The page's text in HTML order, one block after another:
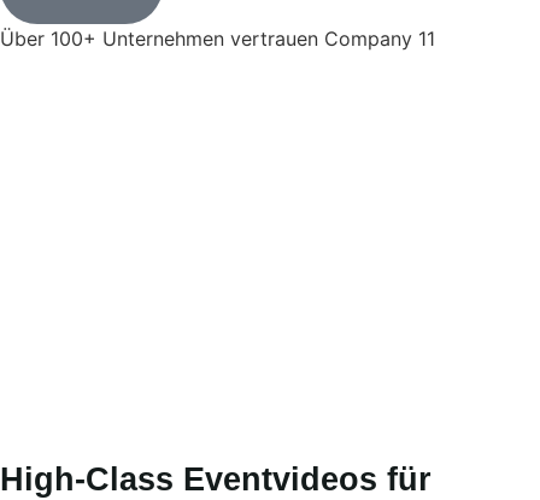
Über 100+ Unternehmen vertrauen Company 11
High-Class Eventvideos für